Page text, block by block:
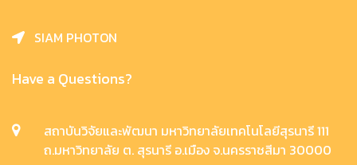
SIAM PHOTON
Have a Questions?
สถาบันวิจัยและพัฒนา มหาวิทยาลัยเทคโนโลยีสุรนารี 111
ถ.มหาวิทยาลัย ต. สุรนารี อ.เมือง จ.นครราชสีมา 30000